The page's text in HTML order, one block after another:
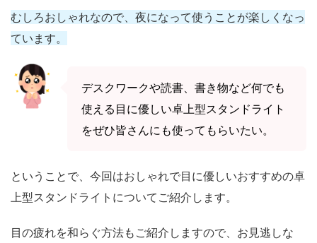
むしろおしゃれなので、夜になって使うことが楽しくなっ
ています。
デスクワークや読書、書き物など何でも
使える目に優しい卓上型スタンドライト
をぜひ皆さんにも使ってもらいたい。
ということで、今回はおしゃれで目に優しいおすすめの卓
上型スタンドライトについてご紹介します。
目の疲れを和らぐ方法もご紹介しますので、お見逃しな